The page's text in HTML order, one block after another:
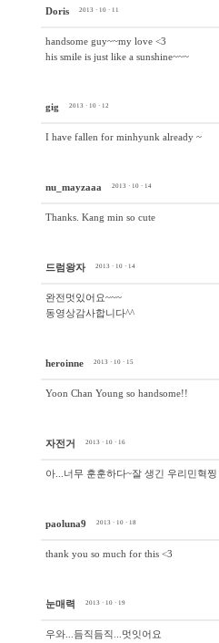
Doris 2013 · 10 · 11
handsome guy~~my love <3
his smile is just like a sunshine~~~
gig 2013 · 10 · 12
I have fallen for minhyunk already ~
nu_mayzaaa 2013 · 10 · 14
Thanks. Kang min so cute
드럼왕자 2013 · 10 · 14
완전멋있어요~~~
동영상감사합니다^^
heroinne 2013 · 10 · 15
Yoon Chan Young so handsome!!
자전거 2013 · 10 · 16
아...너무 훈훈하다~잘 생긴 우리민혁
paoluna9 2013 · 10 · 18
thank you so much for this <3
눈매력 2013 · 10 · 19
우와...듬직듬직...멋잇어요